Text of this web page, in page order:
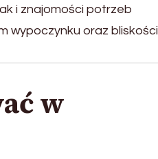
i znajomości potrzeb
wypoczynku oraz bliskości
w